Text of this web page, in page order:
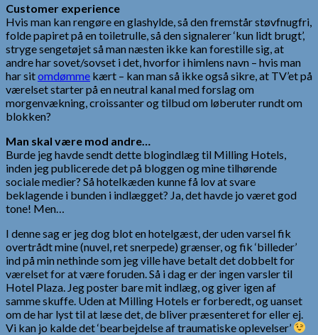
Customer experience
Hvis man kan rengøre en glashylde, så den fremstår støvfnugfri,
folde papiret på en toiletrulle, så den signalerer ‘kun lidt brugt’,
stryge sengetøjet så man næsten ikke kan forestille sig, at
andre har sovet/sovset i det, hvorfor i himlens navn – hvis man
har sitomdømme kært – kan man så ikke også sikre, at TV’et på
værelset starter på en neutral kanal med forslag om
morgenvækning, croissanter og tilbud om løberuter rundt om
blokken?
Man skal være mod andre…
Burde jeg havde sendt dette blogindlæg til Milling Hotels,
inden jeg publicerede det på bloggen og mine tilhørende
sociale medier? Så hotelkæden kunne få lov at svare
beklagende i bunden i indlægget? Ja, det havde jo været god
tone! Men…
I denne sag er jeg dog blot en hotelgæst, der uden varsel fik
overtrådt mine (nuvel, ret snerpede) grænser, og fik ‘billeder’
ind på min nethinde som jeg ville have betalt det dobbelt for
værelset for at være foruden. Så i dag er der ingen varsler til
Hotel Plaza. Jeg poster bare mit indlæg, og giver igen af
samme skuffe. Uden at Milling Hotels er forberedt, og uanset
om de har lyst til at læse det, de bliver præsenteret for eller ej.
Vi kan jo kalde det ‘bearbejdelse af traumatiske oplevelser’